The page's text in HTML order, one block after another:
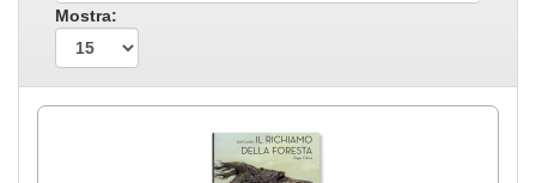
Mostra: